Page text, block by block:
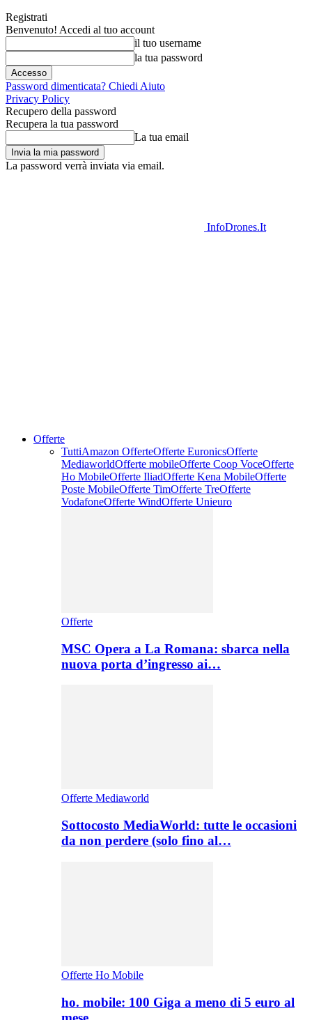
Registrati
Benvenuto! Accedi al tuo account
il tuo username
la tua password
Password dimenticata? Chiedi Aiuto
Privacy Policy
Recupero della password
Recupera la tua password
La tua email
La password verrà inviata via email.
InfoDrones.It
Offerte
TuttiAmazon OfferteOfferte EuronicsOfferte
MediaworldOfferte mobileOfferte Coop VoceOfferte
Ho MobileOfferte IliadOfferte Kena MobileOfferte
Poste MobileOfferte TimOfferte TreOfferte
VodafoneOfferte WindOfferte Unieuro
Offerte
MSC Opera a La Romana: sbarca nella
nuova porta d’ingresso ai…
Offerte Mediaworld
Sottocosto MediaWorld: tutte le occasioni
da non perdere (solo fino al…
Offerte Ho Mobile
ho. mobile: 100 Giga a meno di 5 euro al